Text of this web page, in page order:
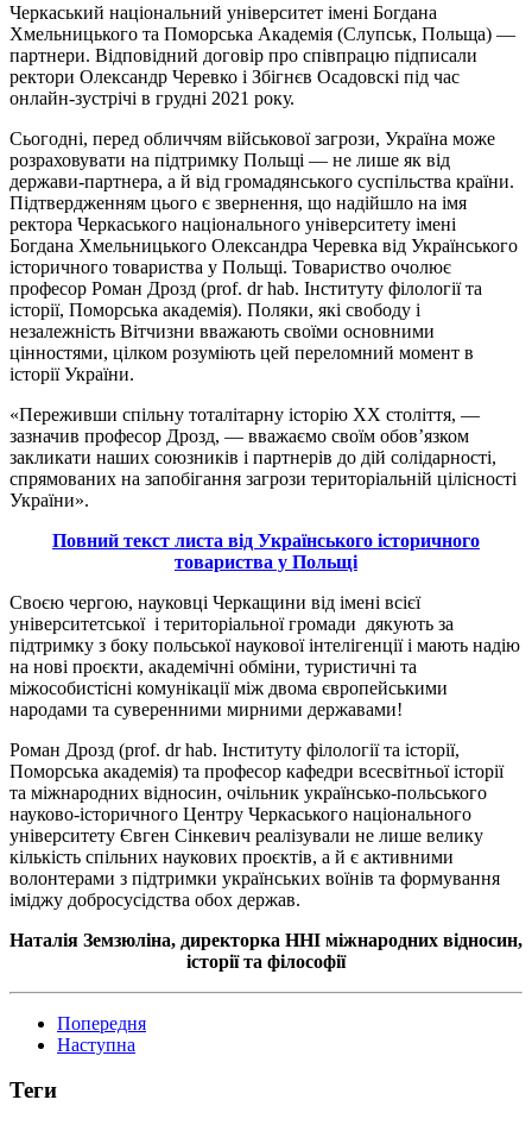
Черкаський національний університет імені Богдана
Хмельницького та Поморська Академія (Слупськ, Польща) —
партнери. Відповідний договір про співпрацю підписали
ректори Олександр Черевко і Збігнєв Осадовскі під час
онлайн-зустрічі в грудні 2021 року.
Сьогодні, перед обличчям військової загрози, Україна може
розраховувати на підтримку Польщі — не лише як від
держави-партнера, а й від громадянського суспільства країни.
Підтвердженням цього є звернення, що надійшло на імя
ректора Черкаського національного університету імені
Богдана Хмельницького Олександра Черевка від Українського
історичного товариства у Польщі. Товариство очолює
професор Роман Дрозд (prof. dr hab. Інституту філології та
історії, Поморська академія). Поляки, які свободу і
незалежність Вітчизни вважають своїми основними
цінностями, цілком розуміють цей переломний момент в
історії України.
«Переживши спільну тоталітарну історію ХХ століття, —
зазначив професор Дрозд, — вважаємо своїм обов’язком
закликати наших союзників і партнерів до дій солідарності,
спрямованих на запобігання загрози територіальній цілісності
України».
Повний текст листа від Українського історичного
товариства у Польщі
Своєю чергою, науковці Черкащини від імені всієї
університетської і територіальної громади дякують за
підтримку з боку польської наукової інтелігенції і мають надію
на нові проєкти, академічні обміни, туристичні та
міжособистісні комунікації між двома європейськими
народами та суверенними мирними державами!
Роман Дрозд (prof. dr hab. Інституту філології та історії,
Поморська академія) та професор кафедри всесвітньої історії
та міжнародних відносин, очільник українсько-польського
науково-історичного Центру Черкаського національного
університету Євген Сінкевич реалізували не лише велику
кількість спільних наукових проєктів, а й є активними
волонтерами з підтримки українських воїнів та формування
іміджу добросусідства обох держав.
Наталія Земзюліна, директорка ННІ міжнародних відносин,
історії та філософії
Попередня
Наступна
Теги